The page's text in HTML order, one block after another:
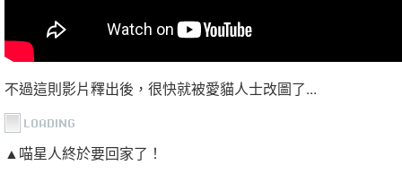
不過這則影片釋出後，很快就被愛貓人士改圖了...
▲喵星人終於要回家了！